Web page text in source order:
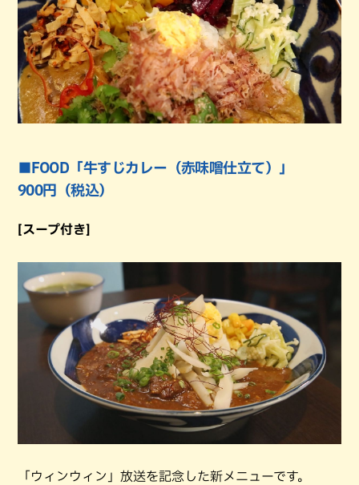
■FOOD「牛すじカレー（赤味噌仕立て）」
900円（税込）
[スープ付き]
「ウィンウィン」放送を記念した新メニューです。